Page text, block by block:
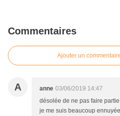
Commentaires
Ajouter un
A anne 03/06/2019 14:47
désolée de ne pas faire
je me suis beaucoup